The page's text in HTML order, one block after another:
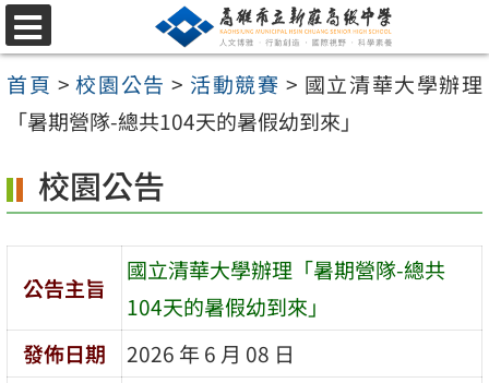
跳
至
主
容
區
選
單
首頁 >校園公告 > 活動競賽 > 國立清華大學辦理
「暑期營隊-總共104天的暑假幼到來」
校園公告
公告主旨
國立清華大學辦理「暑期營隊-總共
104天的暑假幼到來」
發佈日期
2026 年 6 月 08 日